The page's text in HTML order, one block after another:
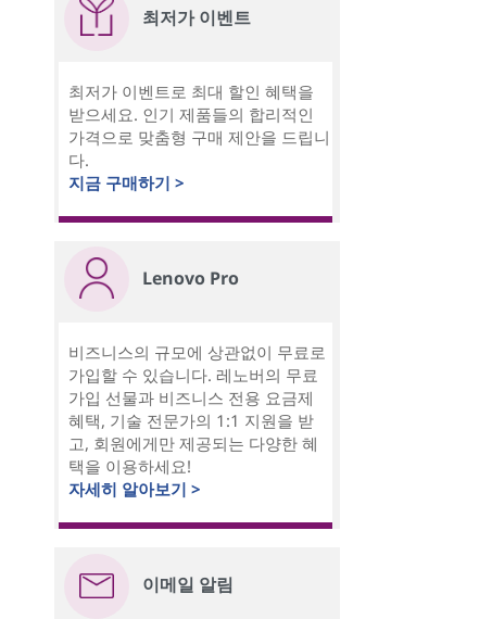
최저가 이벤트
최저가 이벤트로 최대 할인 혜택을
받으세요. 인기 제품들의 합리적인
가격으로 맞춤형 구매 제안을 드립니
다.
지금 구매하기 >
Lenovo Pro
비즈니스의 규모에 상관없이 무료로
가입할 수 있습니다. 레노버의 무료
가입 선물과 비즈니스 전용 요금제
혜택, 기술 전문가의 1:1 지원을 받
고, 회원에게만 제공되는 다양한 혜
택을 이용하세요!
자세히 알아보기 >
이메일 알림